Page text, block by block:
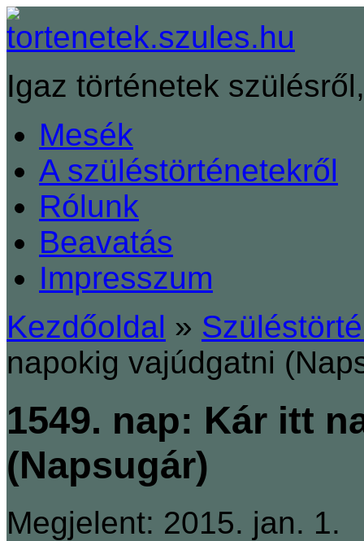
Igaz történetek
Mesék
A szüléstörténetekről
Rólunk
Beavatás
Impresszum
Kezdőoldal »
napokig vajúdgatni
1549. nap: Kár itt
(Napsugár)
Megjelent: 2015. jan. 1.